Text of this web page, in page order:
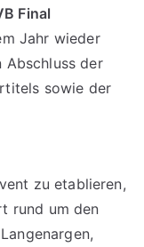
Final
Jahr wieder
Abschluss der
sowie der
zu etablieren,
rund um den